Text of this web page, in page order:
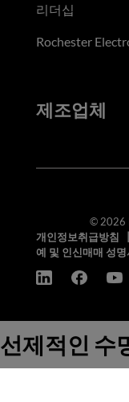
리더십
Rochester
제조업체
© 2026
개인정보취급방침
예 및 인신매매 성명
선제적인 수